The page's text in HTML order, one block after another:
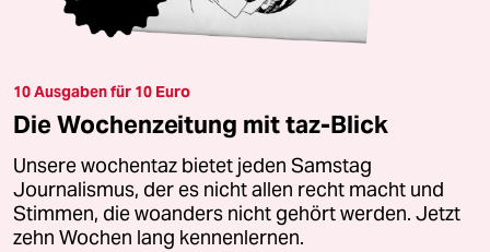
10 Ausgaben für 10 Euro
Die Wochenzeitung mit taz-Blick
Unsere wochentaz bietet jeden Samstag
Journalismus, der es nicht allen recht macht und
Stimmen, die woanders nicht gehört werden. Jetzt
zehn Wochen lang kennenlernen.